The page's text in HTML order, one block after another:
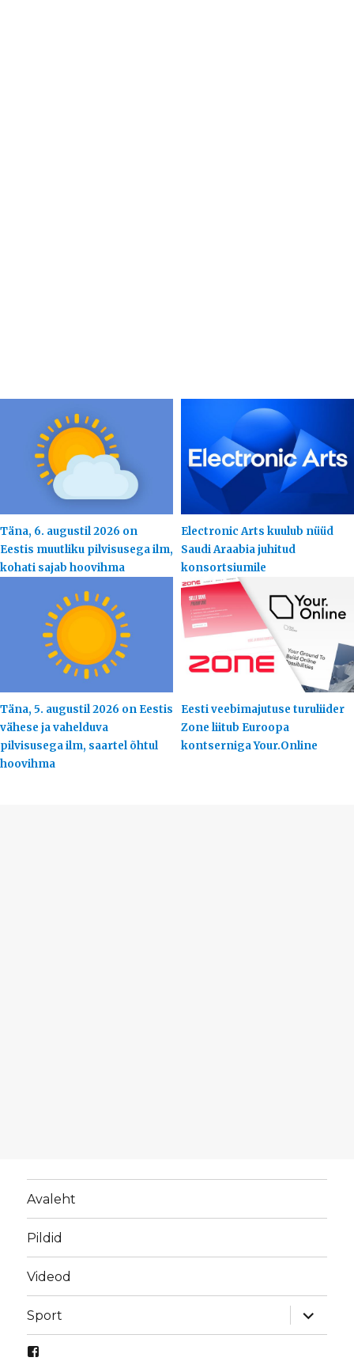
Täna, 6. augustil 2026 on
Eestis muutliku pilvisusega ilm,
kohati sajab hoovihma
Electronic Arts kuulub nüüd
Saudi Araabia juhitud
konsortsiumile
Täna, 5. augustil 2026 on Eestis
vähese ja vahelduva
pilvisusega ilm, saartel õhtul
hoovihma
Eesti veebimajutuse turuliider
Zone liitub Euroopa
kontserniga Your.Online
Avaleht
Pildid
Videod
Sport
laienda